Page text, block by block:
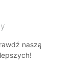
naszą